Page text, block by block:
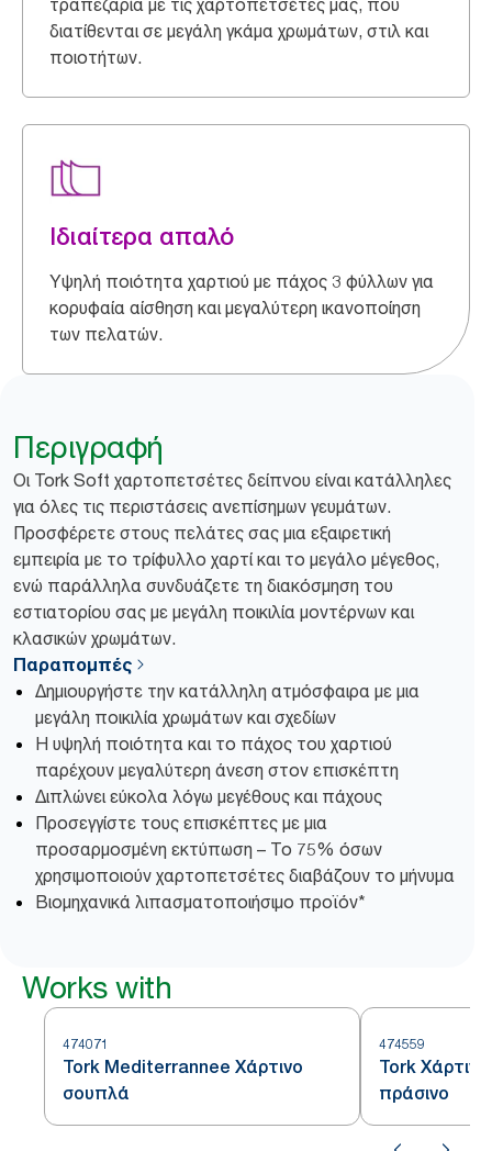
τραπεζαρία με τις χαρτοπετσέτες μας, που
διατίθενται σε μεγάλη γκάμα χρωμάτων, στιλ και
ποιοτήτων.
Ιδιαίτερα απαλό
Υψηλή ποιότητα χαρτιού με πάχος 3 φύλλων για
κορυφαία αίσθηση και μεγαλύτερη ικανοποίηση
των πελατών.
Περιγραφή
​​Οι Tork Soft χαρτοπετσέτες δείπνου είναι κατάλληλες
για όλες τις περιστάσεις ανεπίσημων γευμάτων.
Προσφέρετε στους πελάτες σας μια εξαιρετική
εμπειρία με το τρίφυλλο χαρτί και το μεγάλο μέγεθος,
ενώ παράλληλα συνδυάζετε τη διακόσμηση του
εστιατορίου σας με μεγάλη ποικιλία μοντέρνων και
κλασικών χρωμάτων.
Παραπομπές
Δημιουργήστε την κατάλληλη ατμόσφαιρα με μια
μεγάλη ποικιλία χρωμάτων και σχεδίων
Η υψηλή ποιότητα και το πάχος του χαρτιού
παρέχουν μεγαλύτερη άνεση στον επισκέπτη
Διπλώνει εύκολα λόγω μεγέθους και πάχους
Προσεγγίστε τους επισκέπτες με μια
προσαρμοσμένη εκτύπωση – Το 75% όσων
χρησιμοποιούν χαρτοπετσέτες διαβάζουν το μήνυμα
Βιομηχανικά λιπασματοποιήσιμο προϊόν*
Works with
474071
Tork Mediterrannee Χάρτινο
σουπλά
474559
Tork
πράσινο